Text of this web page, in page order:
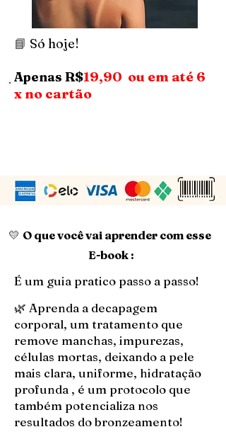
📘 Só hoje!
Apenas R$19,90 ou em até 6
x no cartão
💛 O que você vai aprender com esse
E-book :
É um guia pratico passo a passo!
🌿 Aprenda a decapagem
corporal, um tratamento que
remove manchas, impurezas,
células mortas, deixando a pele
mais clara, uniforme, hidratação
profunda , é um protocolo que
também potencializa nos
resultados do bronzeamento!